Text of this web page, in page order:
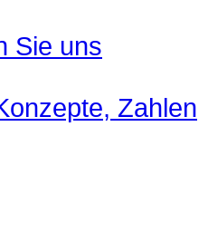
Sie uns
Zahlen